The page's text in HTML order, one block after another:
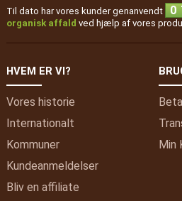
Til dato har vores kunder genanvendt 0
organisk affald ved hjælp af vores
HVEM ER VI?
Vores historie
Internationalt
Kommuner
Kundeanmeldelser
Bliv en affiliate
Min